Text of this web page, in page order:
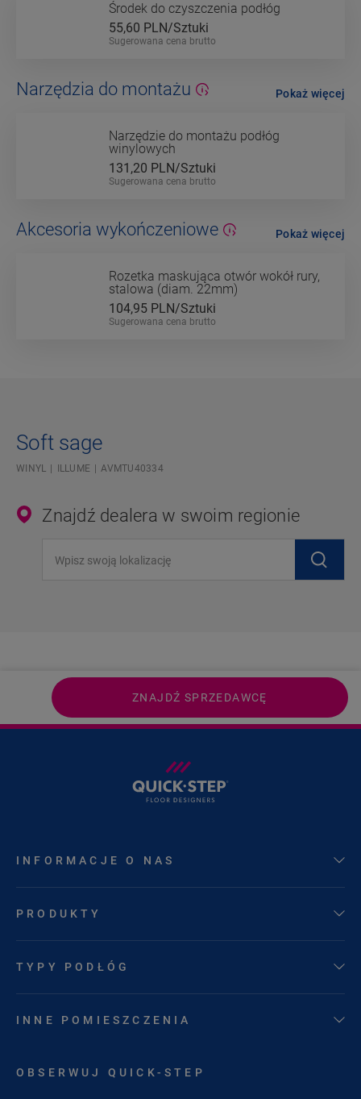
Środek do czyszczenia podłóg
55,60 PLN/Sztuki
Sugerowana cena brutto
Narzędzia do montażu
Narzędzie do montażu podłóg
winylowych
131,20 PLN/Sztuki
Sugerowana cena brutto
Pokaż więcej
Akcesoria wykończeniowe
Rozetka maskująca otwór wokół rury,
stalowa (diam. 22mm)
104,95 PLN/Sztuki
Sugerowana cena brutto
Pokaż więcej
Soft sage
WINYL ILLUME AVMTU40334
Znajdź dealera w swoim regionie
ZNAJDŹ SPRZEDAWCĘ
INFORMACJE O NAS
PRODUKTY
TYPY PODŁÓG
INNE POMIESZCZENIA
OBSERWUJ QUICK-STEP